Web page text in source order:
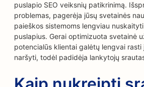
puslapio SEO veiksnių patikrinimą.
problemas, pagerėja jūsų svetainės
paieškos sistemoms lengviau
puslapius. Gerai optimizuota svetainė
potencialūs klientai galėtų lengvai rasti
naršyti, todėl padidėja lankytojų